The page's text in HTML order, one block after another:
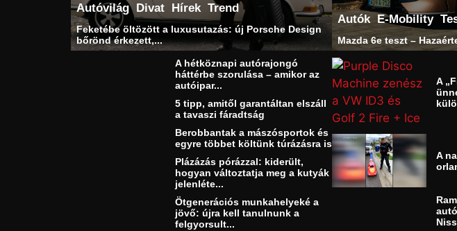
Autóvilág Divat Hírek Trend
Feketébe öltözött a luxusutazás: új Porsche Design
bőrönd érkezett,...
A hétköznapi autórajongó
háttérbe szorulása – amikor az
autóipar...
5 tipp, amitől garantáltan elszáll
a tavaszi fáradtság
Berobbantak a mászósportok és
egyre többet költünk túrázásra is
Plázázás pórázzal: kiderült,
hogyan változtatja meg a kutyák
jelenléte...
Ötgenerációs munkahelyeké a
jövő: újra kell tanulnunk a
felgyorsult...
Autók E-Mobility
Mazda 6e teszt –
A
A